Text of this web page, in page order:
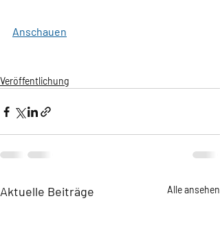
Anschauen
Veröffentlichung
Aktuelle Beiträge Alle ansehen